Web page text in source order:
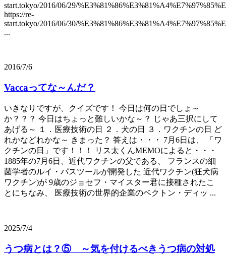
start.tokyo/2016/06/29/
https://re-
start.tokyo/2016/06/30/
...
2016/7/6
Vaccaってな～んだ？
いきなりですが、クイズです！ 今日は何の日でしょ～
か？？？ 今日はちょっと難しいかな～？ じゃあ三択にして
あげる～ １．医療技術の日 ２．犬の日 ３．ワクチンの日 ど
れかなどれかな～ きまった？ 答えは・・・ 7月6日は、 「ワ
クチンの日」です！！！ リス太くんMEMOによると・・・
1885年の7月6日、近代ワクチンの父である、 フランスの細
菌学者のルイ・パスツールが開発した 近代ワクチン(狂犬病
ワクチン)が 9歳のジョセフ・マイスター君に接種されたこ
とにちなみ、 医療技術の世界的企業のベクトン・ディッ ...
2025/7/4
うつ病とは？⑤ ～気を付けるべきうつ病の対処